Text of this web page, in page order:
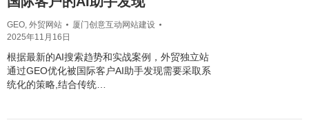
GEO, 外贸网站
厦门创意互动网站建设
2025年11月16日
根据最新的AI搜索趋势和实战案例，外贸独立站
通过GEO优化被国际客户AI助手发现需要采取系
统化的策略,结合传统…